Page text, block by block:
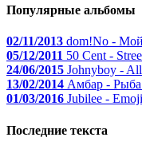
Популярные альбомы
02/11/2013 dom!No -
05/12/2011 50 Cent -
24/06/2015 Johnyboy -
13/02/2014 Амбар - Рыба
01/03/2016 Jubilee -
Последние текста